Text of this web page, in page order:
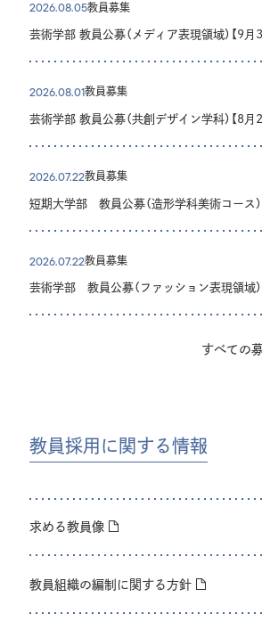
2026.08.05教員募集
芸術学部 教員公募（メディア表現領域）【9月30
2026.08.01教員募集
芸術学部 教員公募（共創デザイン学科）【8月28
2026.07.22教員募集
短期大学部 教員公募（造形学科美術コース）【
2026.07.22教員募集
芸術学部 教員公募（ファッション表現領域）【
すべての
教員採用に関する情報
求める教員像
教員組織の編制に関する方針